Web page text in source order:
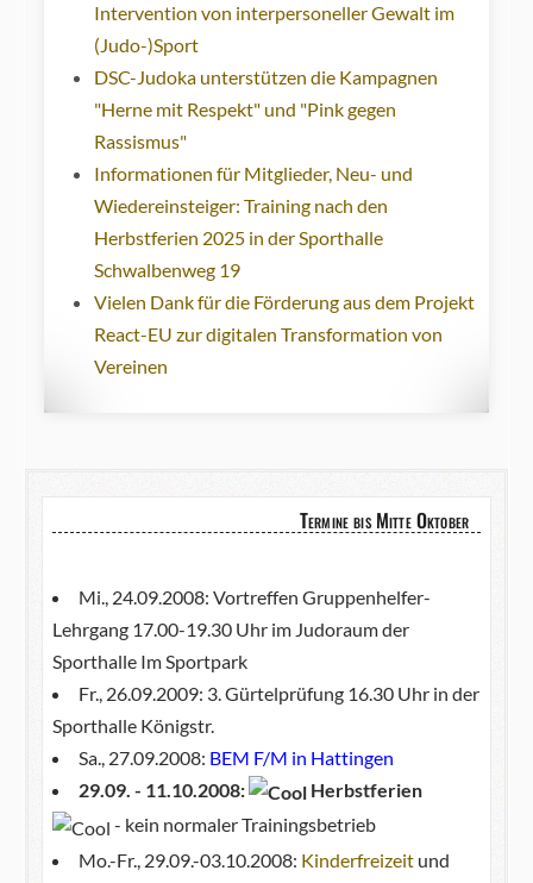
Intervention von interpersoneller Gewalt im
(Judo-)Sport
DSC-Judoka unterstützen die Kampagnen
"Herne mit Respekt" und "Pink gegen
Rassismus"
Informationen für Mitglieder, Neu- und
Wiedereinsteiger: Training nach den
Herbstferien 2025 in der Sporthalle
Schwalbenweg 19
Vielen Dank für die Förderung aus dem Projekt
React-EU zur digitalen Transformation von
Vereinen
Termine bis Mitte Oktober
Mi., 24.09.2008: Vortreffen Gruppenhelfer-
Lehrgang 17.00-19.30 Uhr im Judoraum der
Sporthalle Im Sportpark
Fr., 26.09.2009: 3. Gürtelprüfung 16.30 Uhr in der
Sporthalle Königstr.
Sa., 27.09.2008: BEM F/M in Hattingen
29.09. - 11.10.2008:
Herbstferien
- kein normaler Trainingsbetrieb
Mo.-Fr., 29.09.-03.10.2008: Kinderfreizeitund